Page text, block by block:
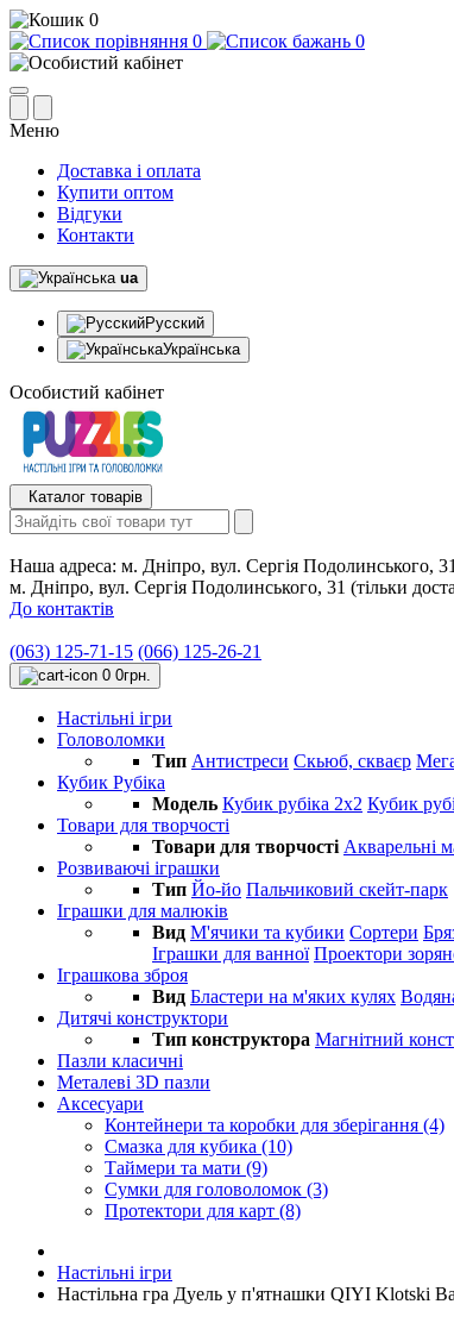
0
0
0
Меню
Доставка і оплата
Купити оптом
Відгуки
Контакти
ua
Русский
Українська
Особистий кабінет
Каталог товарів
Наша адреса: м. Дніпро, вул. Сергія Подолинського,
м. Дніпро, вул. Сергія Подолинського, 31 (тільки
До контактів
(063) 125-71-15 (066) 125-26-21
0 0грн.
Настільні ігри
Головоломки
Тип Антистреси Cкьюб, скваєр
Кубик Рубіка
Модель Кубик рубіка 2х2 Кубик
Товари для творчості
Товари для творчості Акварельні
Розвиваючі іграшки
Тип Йо-йо Пальчиковий скейт-парк
Іграшки для малюків
Вид М'ячики та кубики Сортери
Іграшки для ванної Проектори
Іграшкова зброя
Вид Бластери на м'яких кулях
Дитячі конструктори
Тип конструктора Магнітний
Пазли класичні
Металеві 3D пазли
Аксесуари
Контейнери та коробки для зберігання (4)
Смазка для кубика (10)
Таймери та мати (9)
Сумки для головоломок (3)
Протектори для карт (8)
Настільні ігри
Настільна гра Дуель у п'ятнашки QIYI Klotski